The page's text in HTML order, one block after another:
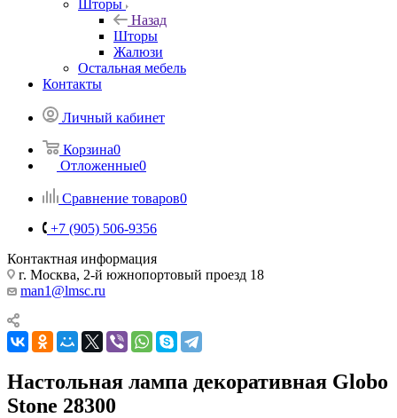
Шторы
Назад
Шторы
Жалюзи
Остальная мебель
Контакты
Личный кабинет
Корзина0
Отложенные0
Сравнение товаров0
+7 (905) 506-9356
Контактная информация
г. Москва, 2-й южнопортовый проезд 18
man1@lmsc.ru
Настольная лампа декоративная Globo
Stone 28300